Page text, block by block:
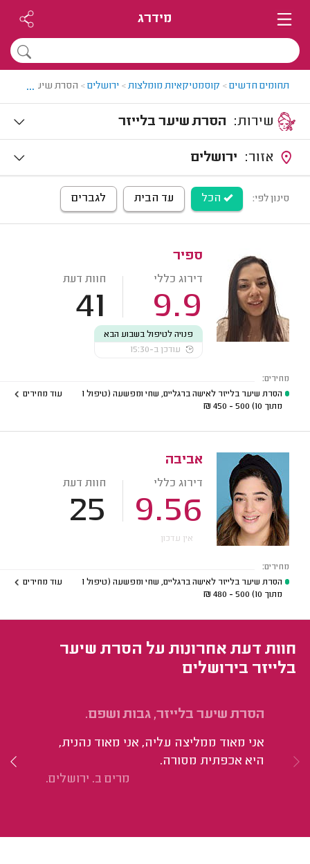
מידרג
תחומים חדשים> קוסמטיקאיות מומלצות> ירושלים> הסרת שיער בלייזר
...
הסרת שיער בלייזר
ירושלים
סינון לפי: הכל עד הבית לגברים
ספיר
דירוג כללי
9.9
חוות דעת
41
פנויה לטיפול בשבוע הבא
עודכן ב-15:30
מחירים:
הסרת שיער בלייזר לאישה ברגליים, שחי ומפשעה (טיפול 1
מתוך 10)
500 - 450
₪
עוד מחירים
אביבה
דירוג כללי
9.56
חוות דעת
25
אין עדכון
מחירים:
הסרת שיער בלייזר לאישה ברגליים, שחי ומפשעה (טיפול 1
מתוך 10)
500 - 480
₪
עוד מחירים
חוות דעת אחרונות על הסרת שיער
בלייזר בירושלים
הסרת שיער בלייזר, גבות ושפם.
אני מאוד ממליצה עליה, אני מאוד נהנית,
היא אכפתית מסורה.
מרים ב. ירושלים.